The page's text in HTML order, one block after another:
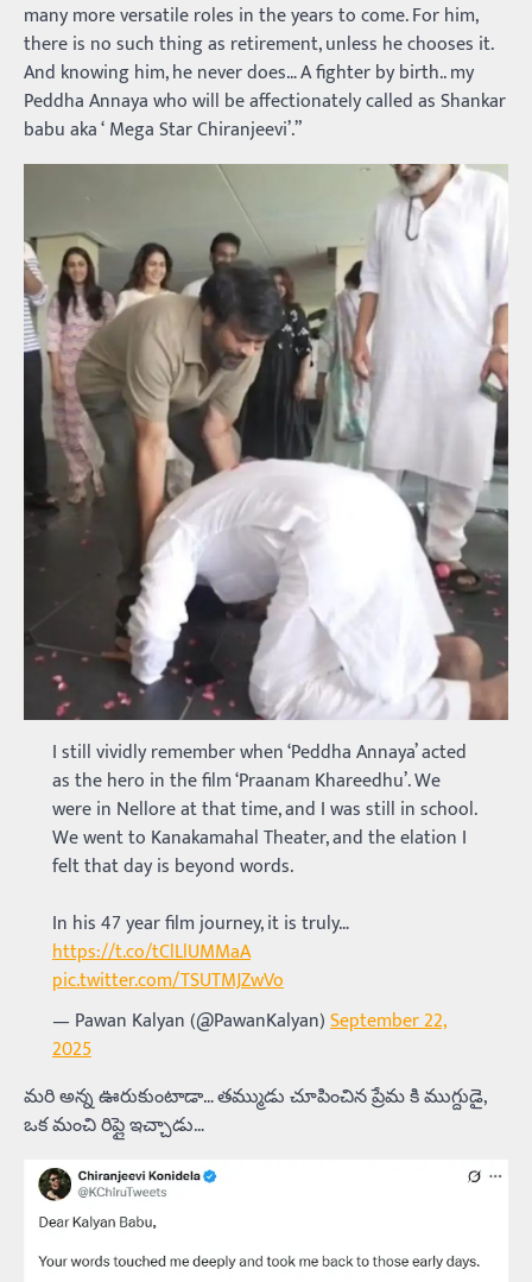
many more versatile roles in the years to come. For him,
there is no such thing as retirement, unless he chooses it.
And knowing him, he never does… A fighter by birth.. my
Peddha Annaya who will be affectionately called as Shankar
babu aka ‘ Mega Star Chiranjeevi’.”
I still vividly remember when ‘Peddha Annaya’ acted
as the hero in the film ‘Praanam Khareedhu’. We
were in Nellore at that time, and I was still in school.
We went to Kanakamahal Theater, and the elation I
felt that day is beyond words.
In his 47 year film journey, it is truly…
https://t.co/tClLlUMMaA
pic.twitter.com/TSUTMJZwVo
— Pawan Kalyan (@PawanKalyan)September 22,
2025
మరి అన్న ఊరుకుంటాడా… తమ్ముడు చూపించిన ప్రేమ కి ముగ్దుడై,
ఒక మంచి రిప్లై ఇచ్చాడు…